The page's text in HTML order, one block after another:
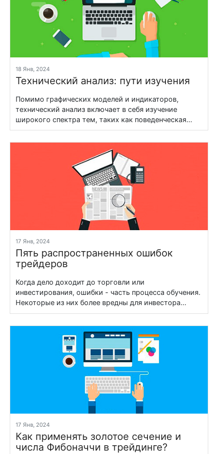
18 Янв, 2024
Технический анализ: пути изучения
Помимо графических моделей и индикаторов,
технический анализ включает в себя изучение
широкого спектра тем, таких как поведенческая...
17 Янв, 2024
Пять распространенных ошибок
трейдеров
Когда дело доходит до торговли или
инвестирования, ошибки - часть процесса обучения.
Некоторые из них более вредны для инвестора...
17 Янв, 2024
Как применять золотое сечение и
числа Фибоначчи в трейдинге?